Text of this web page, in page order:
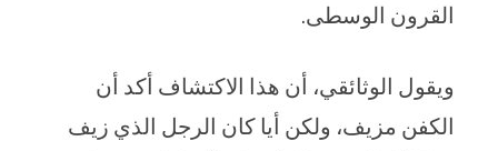
القرون الوسطى.
ويقول الوثائقي، أن هذا الاكتشاف أكد أن
الكفن مزيف، ولكن أيا كان الرجل الذي زيف